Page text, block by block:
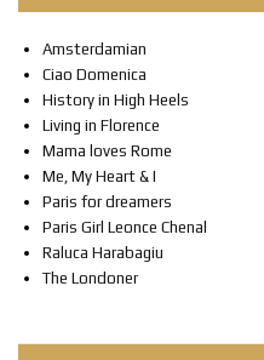
Amsterdamian
Ciao Domenica
History in High Heels
Living in Florence
Mama loves Rome
Me, My Heart & I
Paris for dreamers
Paris Girl Leonce Chenal
Raluca Harabagiu
The Londoner